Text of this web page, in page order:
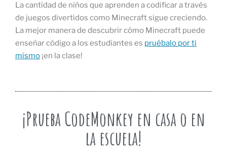
La cantidad de niños que aprenden a codificar a través
de juegos divertidos como Minecraft sigue creciendo.
La mejor manera de descubrir cómo Minecraft puede
enseñar código a los estudiantes es pruébalo por ti
mismo ¡en la clase!
¡Prueba CodeMonkey en casa o en
la escuela!